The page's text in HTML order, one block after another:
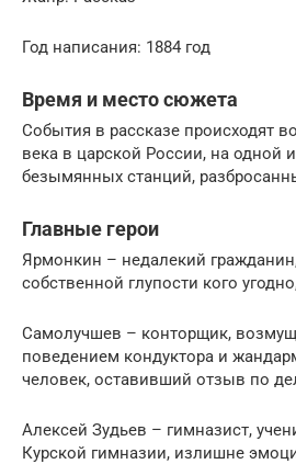
Год написания: 1884 год
Время и место сюжета
События в рассказе происходят
века в царской России, на одной
безымянных станций,
Главные герои
Ярмонкин – недалекий
собственной глупости кого
Самолучшев – конторщик,
поведением кондуктора и
человек, оставивший отзыв по
Алексей Зудьев – гимназист,
Курской гимназии, излишне